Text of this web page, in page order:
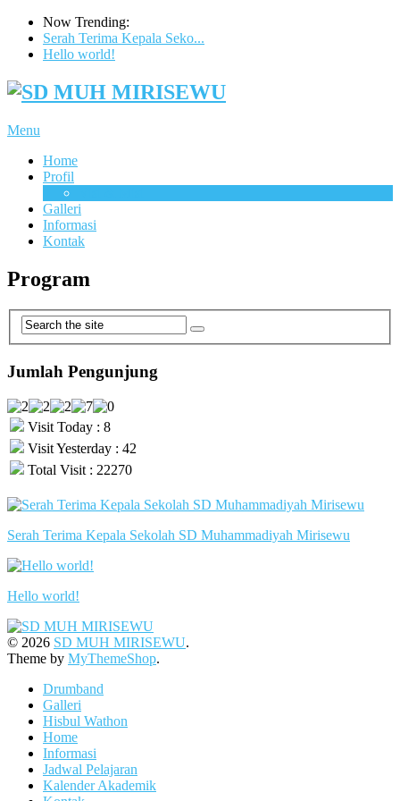
Now Trending:
Serah Terima Kepala Seko...
Hello world!
Menu
Home
Profil
Galleri
Informasi
Kontak
Program
Jumlah Pengunjung
Visit Today : 8
Visit Yesterday : 42
Total Visit : 22270
Serah Terima Kepala Sekolah SD Muhammadiyah Mirisewu
Hello world!
© 2026 SD MUH MIRISEWU.
Theme by MyThemeShop.
Drumband
Galleri
Hisbul Wathon
Home
Informasi
Jadwal Pelajaran
Kalender Akademik